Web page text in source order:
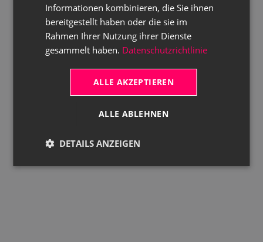
Informationen kombinieren, die Sie ihnen
bereitgestellt haben oder die sie im
Rahmen Ihrer Nutzung ihrer Dienste
gesammelt haben. Datenschutzrichtlinie
ALLE AKZEPTIEREN
ALLE ABLEHNEN
DETAILS ANZEIGEN